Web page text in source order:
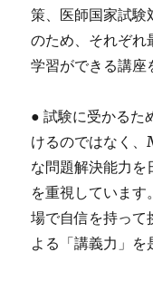
策、医師国家試験
のため、それぞれ
学習ができる講座
● 試験に受かるた
けるのではなく
な問題解決能力を
を重視していま
場で自信を持って
よる「講義力」を